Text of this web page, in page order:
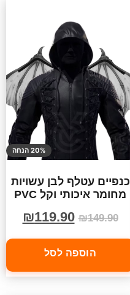
20% הנחה
כנפיים עטלף לבן עשויות
מחומר איכותי וקל PVC
₪149.90
₪119.90
הוספה לסל